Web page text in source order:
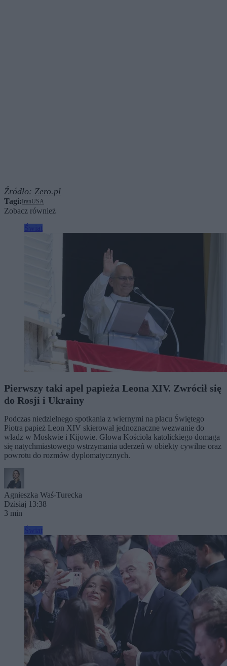
Źródło: Zero.pl
Tagi: IranUSA
Zobacz również
Pierwszy taki apel papieża Leona XIV. Zwrócił się
do Rosji i Ukrainy
Podczas niedzielnego spotkania z wiernymi na placu Świętego
Piotra papież Leon XIV skierował jednoznaczne wezwanie do
władz w Moskwie i Kijowie. Głowa Kościoła katolickiego domaga
się natychmiastowego wstrzymania uderzeń w obiekty cywilne oraz
powrotu do rozmów dyplomatycznych.
Agnieszka Waś-Turecka
Dzisiaj 13:38
3 min